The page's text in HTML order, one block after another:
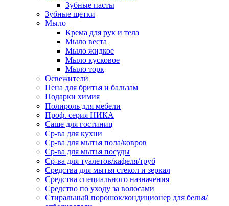
Зубные пасты
Зубные щетки
Мыло
Крема для рук и тела
Мыло веста
Мыло жидкое
Мыло кусковое
Мыло торк
Освежители
Пена для бритья и бальзам
Подарки химия
Полироль для мебели
Проф. серия НИКА
Саше для гостиниц
Ср-ва для кухни
Ср-ва для мытья пола/ковров
Ср-ва для мытья посуды
Ср-ва для туалетов/кафеля/труб
Средства для мытья стекол и зеркал
Средства специального назначения
Средство по уходу за волосами
Стиральный порошок/кондиционер для белья/